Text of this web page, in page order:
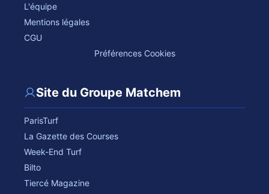
L'équipe
Mentions légales
CGU
Préférences Cookies
Site du Groupe Matchem
ParisTurf
La Gazette des Courses
Week-End Turf
Bilto
Tiercé Magazine